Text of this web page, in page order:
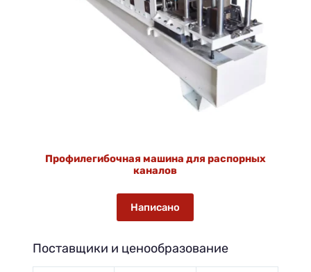
Профилегибочная машина для распорных
каналов
Написано
Поставщики и ценообразование